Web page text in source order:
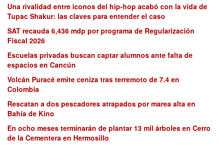
Una rivalidad entre iconos del hip-hop acabó con la vida de
Tupac Shakur: las claves para entender el caso
SAT recauda 6,436 mdp por programa de Regularización
Fiscal 2026
Escuelas privadas buscan captar alumnos ante falta de
espacios en Cancún
Volcán Puracé emite ceniza tras terremoto de 7.4 en
Colombia
Rescatan a dos pescadores atrapados por marea alta en
Bahía de Kino
En ocho meses terminarán de plantar 13 mil árboles en Cerro
de la Cementera en Hermosillo